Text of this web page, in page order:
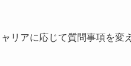
リアに応じて質問事項を変